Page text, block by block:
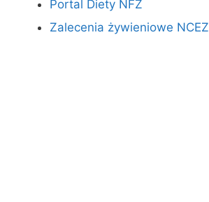
Portal Diety NFZ
Zalecenia żywieniowe NCEZ